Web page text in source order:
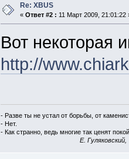
case XBP_GET_STATUS:
return
break;
case XBP_GET_POLL:
return
case XBP_DESTROY:
return (void*)tmp;
tmp=12;
Re: XBUS
« Ответ #2 : 11 Март 2009, 21:01:22
Вот некоторая
http://
- Разве ты не устал от борьбы, от
- Нет.
- Как странно, ведь многие так ценят
E.